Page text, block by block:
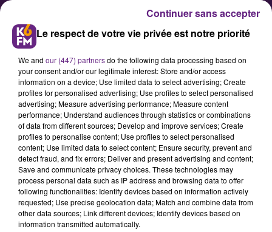
Eurovision 2018 : Madame
Monsieur chantera pour « Mercy
Couple dans la vie comme à la
scène, Emily Satt et Jean-Karl Lucas
ont remporté samedi 27 janvier,
Le respect de votre vie privée est notre priorité
We and our (447) partnersdo the following data processing based on
your consent and/or our legitimate interest: Store and/or access
information on a device; Use limited data to select advertising; Create
profiles for personalised advertising; Use profiles to select personalised
advertising; Measure advertising performance; Measure content
performance; Understand audiences through statistics or combinations
of data from different sources; Develop and improve services; Create
profiles to personalise content; Use profiles to select personalised
content; Use limited data to select content; Ensure security, prevent and
detect fraud, and fix errors; Deliver and present advertising and content;
Save and communicate privacy choices. These technologies may
process personal data such as IP address and browsing data to offer
following functionalities: Identify devices based on information actively
requested; Use precise geolocation data; Match and combine data from
other data sources; Link different devices; Identify devices based on
information transmitted automatically.
Continuer sans accepter